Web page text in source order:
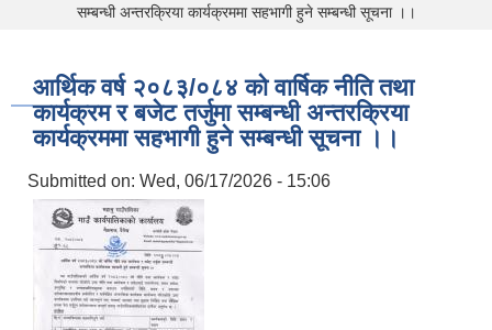
सम्बन्धी अन्तरक्रिया कार्यक्रममा सहभागी हुने सम्बन्धी सूचना ।।
आर्थिक वर्ष २०८३/०८४ को वार्षिक नीति तथा
कार्यक्रम र बजेट तर्जुमा सम्बन्धी अन्तरक्रिया
कार्यक्रममा सहभागी हुने सम्बन्धी सूचना ।।
Submitted on: Wed, 06/17/2026 - 15:06